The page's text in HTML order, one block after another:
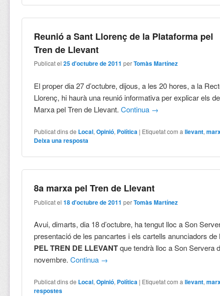
Reunió a Sant Llorenç de la Plataforma pel
Tren de Llevant
Publicat el25 d'octubre de 2011 perTomàs Martínez
El proper dia 27 d’octubre, dijous, a les 20 hores, a la
Llorenç, hi haurà una reunió informativa per explicar els
Marxa pel Tren de Llevant.Continua →
Publicat dins de Local,Opinió, Política | Etiquetat com a llevant,
Deixa una resposta
8a marxa pel Tren de Llevant
Publicat el18 d'octubre de 2011 perTomàs Martínez
Avui, dimarts, dia 18 d’octubre, ha tengut lloc a Son
presentació de les pancartes i els cartells anunciadors
PEL TREN DE LLEVANTque tendrà lloc a Son Servera
novembre.Continua →
Publicat dins de Local,Opinió, Política | Etiquetat com a llevant,
respostes